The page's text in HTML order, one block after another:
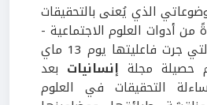
الذي يُعنى بالتحقيقات
من أدوات العلوم الاجتماعية -
التي جرت فاعليتها يوم 13 ماي
إنسانيات بعد
التحقيقات في العلوم